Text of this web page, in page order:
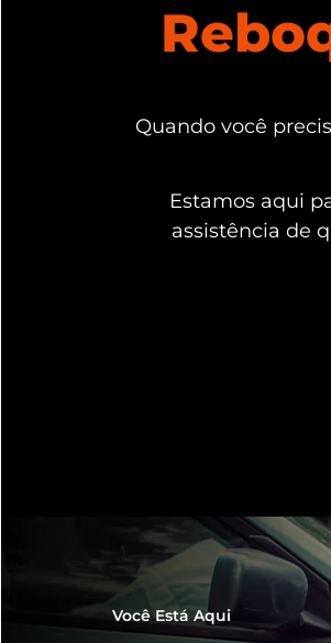
Quando você
Estamos aqui
assistência de
Você Está Aqui